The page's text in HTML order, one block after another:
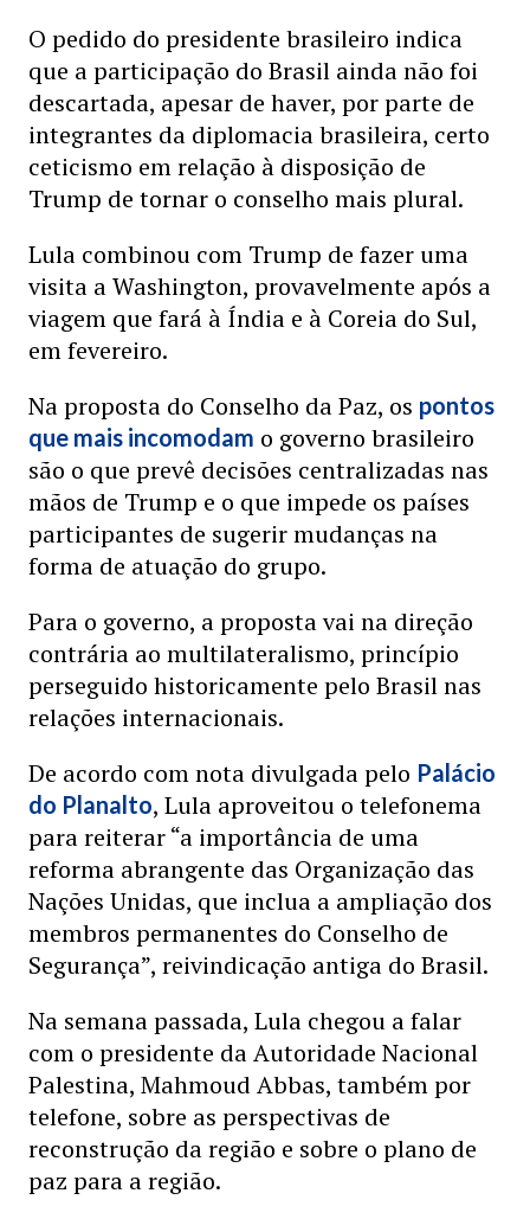
O pedido do presidente brasileiro indica
que a participação do Brasil ainda não foi
descartada, apesar de haver, por parte de
integrantes da diplomacia brasileira, certo
ceticismo em relação à disposição de
Trump de tornar o conselho mais plural.
Lula combinou com Trump de fazer uma
visita a Washington, provavelmente após a
viagem que fará à Índia e à Coreia do Sul,
em fevereiro.
Na proposta do Conselho da Paz, os pontos
que mais incomodam o governo brasileiro
são o que prevê decisões centralizadas nas
mãos de Trump e o que impede os países
participantes de sugerir mudanças na
forma de atuação do grupo.
Para o governo, a proposta vai na direção
contrária ao multilateralismo, princípio
perseguido historicamente pelo Brasil nas
relações internacionais.
De acordo com nota divulgada pelo Palácio
do Planalto, Lula aproveitou o telefonema
para reiterar “a importância de uma
reforma abrangente das Organização das
Nações Unidas, que inclua a ampliação dos
membros permanentes do Conselho de
Segurança”, reivindicação antiga do Brasil.
Na semana passada, Lula chegou a falar
com o presidente da Autoridade Nacional
Palestina, Mahmoud Abbas, também por
telefone, sobre as perspectivas de
reconstrução da região e sobre o plano de
paz para a região.